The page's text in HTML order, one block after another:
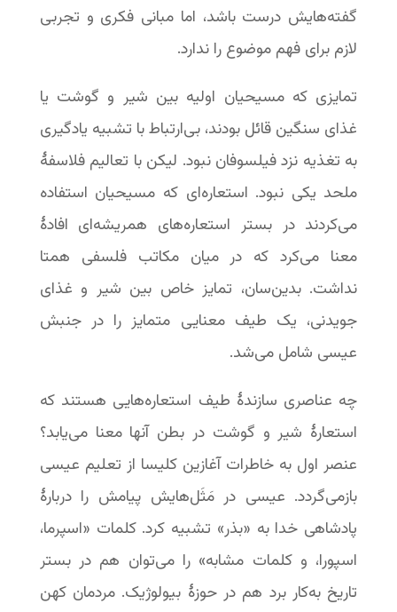
گفته‌هایش درست باشد، اما مبانی فکری و تجربی
لازم برای فهم موضوع را ندارد.
تمایزی که مسیحیان اولیه بین شیر و گوشت یا
غذای سنگین قائل بودند، بی‌ارتباط با تشبیه یادگیری
به تغذیه نزد فیلسوفان نبود. لیکن با تعالیم فلاسفۀ
ملحد یکی نبود. استعاره‌ای که مسیحیان استفاده
می‌کردند در بستر استعاره‌های همریشه‌ای افادۀ
معنا می‌کرد که در میان مکاتب فلسفی همتا
نداشت. بدین‌سان، تمایز خاص بین شیر و غذای
جویدنی، یک طیف معنایی متمایز را در جنبش
عیسی شامل می‌شد.
چه عناصری سازندۀ طیف استعاره‌هایی هستند که
استعارۀ شیر و گوشت در بطن آنها معنا می‌یابد؟
عنصر اول به خاطرات آغازین کلیسا از تعلیم عیسی
بازمی‌گردد. عیسی در مَثَل‌هایش پیامش را دربارۀ
پادشاهی خدا به «بذر» تشبیه کرد. کلمات «اسپرما،
اسپورا، و کلمات مشابه» را می‌توان هم در بستر
تاریخ به‌کار برد هم در حوزۀ بیولوژیک. مردمان کهن